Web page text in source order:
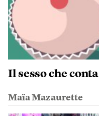
Il sesso che conta
Maïa Mazaurette